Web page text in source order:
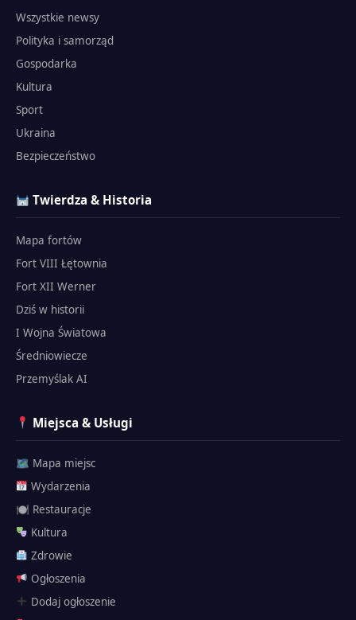
Wszystkie newsy
Polityka i samorząd
Gospodarka
Kultura
Sport
Ukraina
Bezpieczeństwo
Twierdza & Historia
Mapa fortów
Fort VIII Łętownia
Fort XII Werner
Dziś w historii
I Wojna Światowa
Średniowiecze
Przemyślak AI
Miejsca & Usługi
🗺 Mapa miejsc
Wydarzenia
🍽 Restauracje
Kultura
Zdrowie
Ogłoszenia
Dodaj ogłoszenie